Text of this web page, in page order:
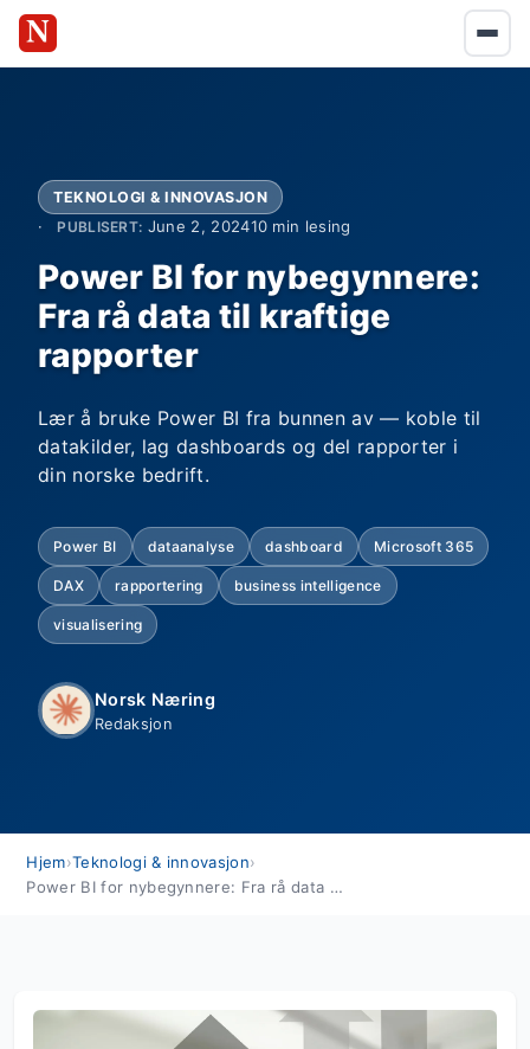
TEKNOLOGI & INNOVASJON
PUBLISERT: June 2, 202410 min lesing
Power BI for nybegynnere:
Fra rå data til kraftige
rapporter
Lær å bruke Power BI fra bunnen av — koble til
datakilder, lag dashboards og del rapporter i
din norske bedrift.
Power BI dataanalyse dashboard Microsoft 365
DAX rapportering business intelligence
visualisering
Norsk Næring
Redaksjon
Hjem›Teknologi & innovasjon›
Power BI for nybegynnere: Fra rå data til kraftige rapporter